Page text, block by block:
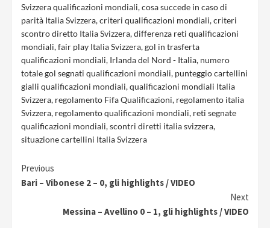
Svizzera qualificazioni mondiali,cosa succede in caso di
parità Italia Svizzera,criteri qualificazioni mondiali,criteri
scontro diretto Italia Svizzera,differenza reti qualificazioni
mondiali,fair play Italia Svizzera,gol in trasferta
qualificazioni mondiali, Irlanda del Nord - Italia, numero
totale gol segnati qualificazioni mondiali, punteggio cartellini
gialli qualificazioni mondiali,qualificazioni mondiali Italia
Svizzera, regolamento Fifa Qualificazioni, regolamento italia
Svizzera, regolamento qualificazioni mondiali, reti segnate
qualificazioni mondiali,scontri diretti italia svizzera,
situazione cartellini Italia Svizzera
Continue
Previous
Bari – Vibonese 2 – 0, gli highlights / VIDEO
Next
Messina – Avellino 0 – 1, gli highlights / VIDEO